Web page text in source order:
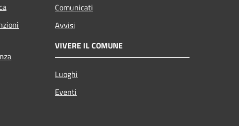
Comunicati
Avvisi
VIVERE IL COMUNE
Luoghi
Eventi